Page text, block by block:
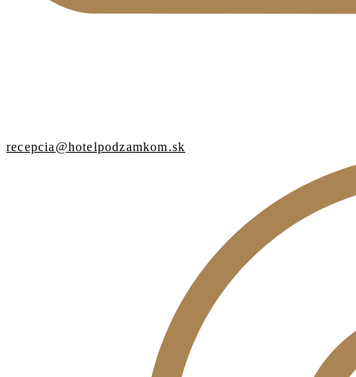
recepcia@hotelpodzamkom.sk